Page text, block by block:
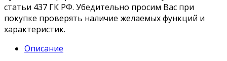
статьи 437 ГК РФ. Убедительно просим Вас при
покупке проверять наличие желаемых функций и
характеристик.
Описание